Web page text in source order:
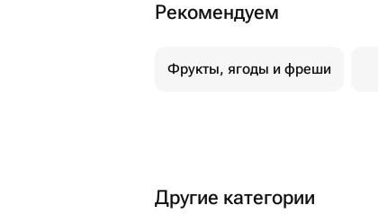
Рекомендуем
Фрукты, ягоды и фреши
Другие категории